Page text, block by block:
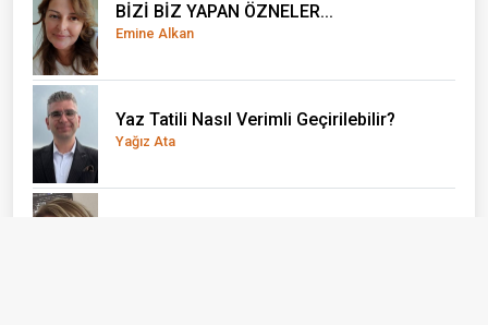
BİZİ BİZ YAPAN ÖZNELER...
Emine Alkan
Yaz Tatili Nasıl Verimli Geçirilebilir?
Yağız Ata